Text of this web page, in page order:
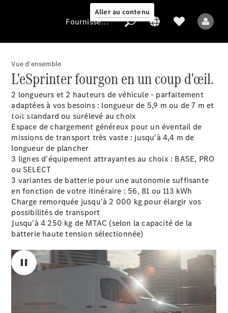
Aller au contenu
Fournisseur /
Protection des
données
Modèles
Tous les modèles
Modèles électriques
Sprinter
Fournisseur / Protection des données
Vue d'ensemble
L'eSprinter fourgon en un coup d'œil.
2 longueurs et 2 hauteurs de véhicule - parfaitement
adaptées à vos besoins : longueur de 5,9 m ou de 7 m et
toit standard ou surélevé au choix
Espace de chargement généreux pour un éventail de
missions de transport très vaste : jusqu'à 4,4 m de
longueur de plancher
3 lignes d'équipement attrayantes au choix : BASE, PRO
ou SELECT
3 variantes de batterie pour une autonomie suffisante
en fonction de votre itinéraire : 56, 81 ou 113 kWh
Charge remorquée jusqu'à 2 000 kg pour élargir vos
possibilités de transport
Jusqu'à 4 250 kg de MTAC (selon la capacité de la
batterie haute tension sélectionnée)